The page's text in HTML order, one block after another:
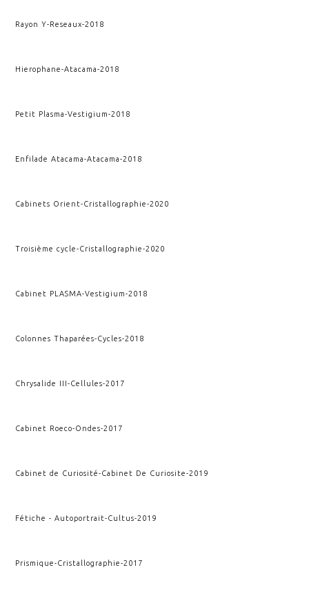
Rayon Y-Reseaux-2018
Hierophane-Atacama-2018
Petit Plasma-Vestigium-2018
Enfilade Atacama-Atacama-2018
Cabinets Orient-Cristallographie-2020
Troisième cycle-Cristallographie-2020
Cabinet PLASMA-Vestigium-2018
Colonnes Thaparées-Cycles-2018
Chrysalide III-Cellules-2017
Cabinet Roeco-Ondes-2017
Cabinet de Curiosité-Cabinet De Curiosite-2019
Fétiche - Autoportrait-Cultus-2019
Prismique-Cristallographie-2017